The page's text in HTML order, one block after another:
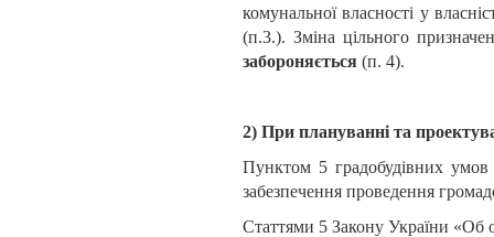
комунальної власності у
(п.3.). Зміна цільного
забороняється (п. 4).
2) При плануванні та
Пунктом 5 градобудівних
забезпечення проведення
Статтями 5 Закону України «Об